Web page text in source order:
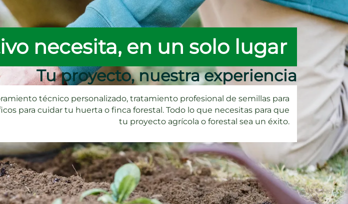
necesita, en un solo lugar
Tu proyecto, nuestra experiencia
técnico personalizado, tratamiento profesional de semillas para
para cuidar tu huerta o finca forestal. Todo lo que necesitas para que
tu proyecto agrícola o forestal sea un éxito.